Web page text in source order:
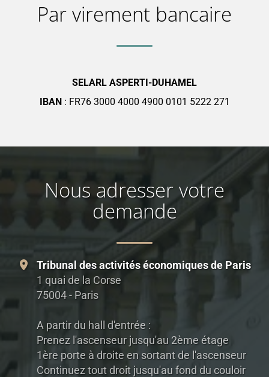
Par virement bancaire
SELARL ASPERTI-DUHAMEL
IBAN : FR76 3000 4000 4900 0101 5222 271
Nous adresser votre
demande
Tribunal des activités économiques de Paris
1 quai de la Corse
75004 - Paris
A partir du hall d'entrée :
Prenez l'ascenseur jusqu'au 2ème étage
1ère porte à droite en sortant de l'ascenseur
Continuez tout droit jusqu'au fond du couloir